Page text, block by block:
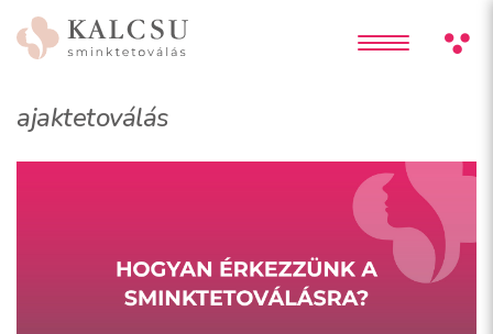
ajaktetoválás